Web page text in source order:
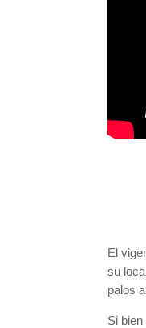
El
su
palos
Si bien